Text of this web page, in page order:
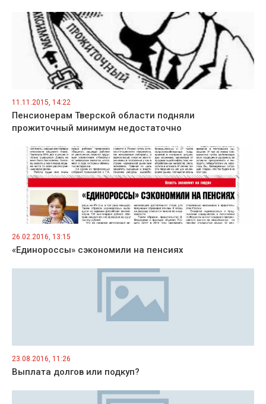
11.11.2015, 14:22
Пенсионерам Тверской области подняли
прожиточный минимум недостаточно
26.02.2016, 13:15
«Единороссы» сэкономили на пенсиях
23.08.2016, 11:26
Выплата долгов или подкуп?